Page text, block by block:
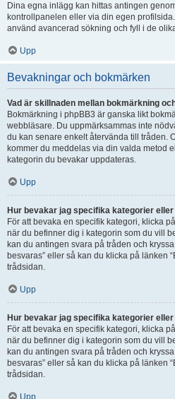
Dina egna inlägg kan hittas antingen
kontrollpanelen eller via din egen
använd avancerad sökning och fyll i de
Upp
Bevakningar och bokmärken
Vad är skillnaden mellan bokmärkning
Bokmärkning i phpBB3 är ganska likt
webbläsare. Du uppmärksammas inte
du kan senare enkelt återvända till tråden.
kommer du meddelas via din valda metod
kategorin du bevakar uppdateras.
Upp
Hur bevakar jag specifika kategorier
För att bevaka en specifik kategori, klicka
när du befinner dig i kategorin som du vill
kan du antingen svara på tråden och
besvaras” eller så kan du klicka på länken
trådsidan.
Upp
Hur bevakar jag specifika kategorier
För att bevaka en specifik kategori, klicka
när du befinner dig i kategorin som du vill
kan du antingen svara på tråden och
besvaras” eller så kan du klicka på länken
trådsidan.
Upp